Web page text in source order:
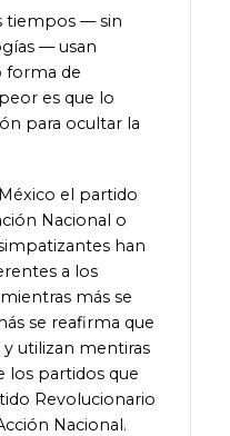
tiempos — sin
— usan
forma de
es que lo
para ocultar la
el partido
Nacional o
han
a los
más se
se reafirma que
utilizan mentiras
los partidos que
Revolucionario
Nacional.